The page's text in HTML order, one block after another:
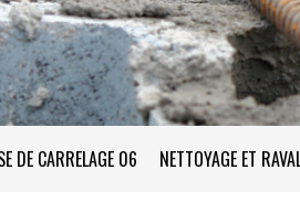
DE CARRELAGE 06 NETTOYAGE ET